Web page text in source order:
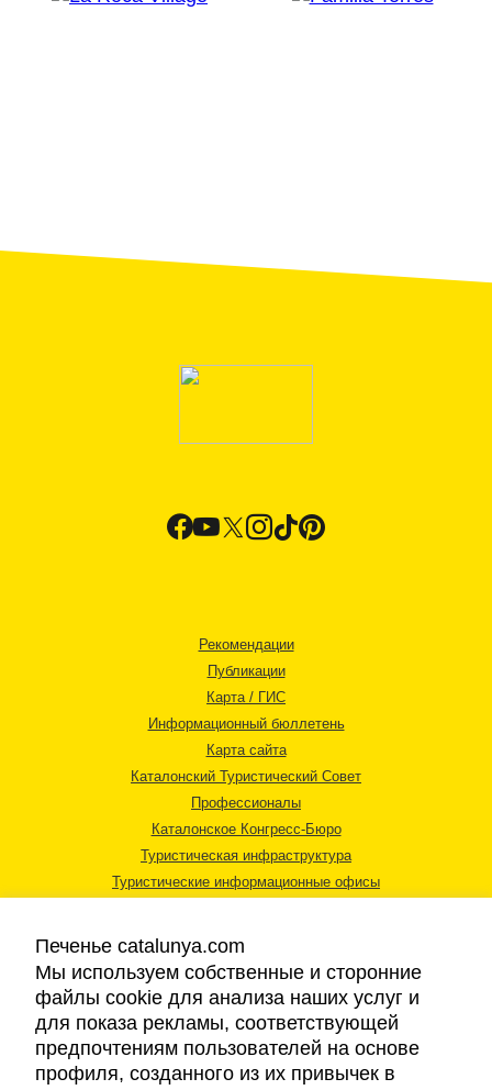
Рекомендации
Публикации
Карта / ГИС
Информационный бюллетень
Карта сайта
Каталонский Туристический Совет
Профессионалы
Каталонское Конгресс-Бюро
Туристическая инфраструктура
Туристические информационные офисы
Правовая информация
Печенье catalunya.com
Мы используем собственные и сторонние
файлы cookie для анализа наших услуг и
для показа рекламы, соответствующей
предпочтениям пользователей на основе
профиля, созданного из их привычек в